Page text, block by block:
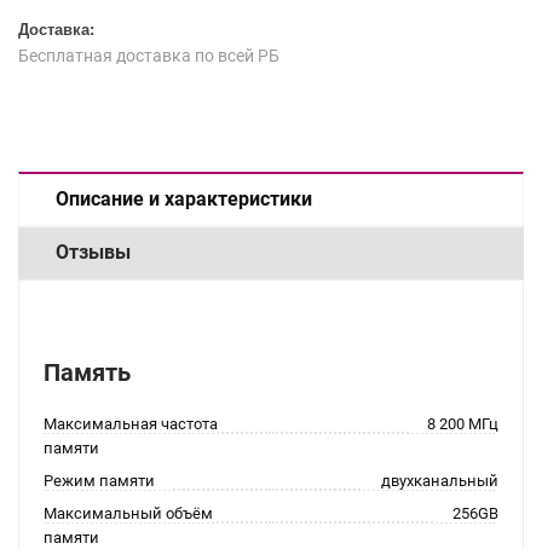
Доставка:
Бесплатная доставка по всей РБ
Описание и характеристики
Отзывы
Память
Максимальная частота
памяти
8 200 МГц
Режим памяти
двухканальный
Максимальный объём
памяти
256GB